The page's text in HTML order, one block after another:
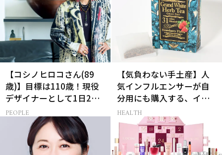
【コシノヒロコさん(89
歳)】目標は110歳！現役
デザイナーとして1日2食
と筋トレの理由
PEOPLE
【気負わない手土産】人
気インフルエンサーが自
分用にも購入する、イチ
押しギフト3選
HEALTH